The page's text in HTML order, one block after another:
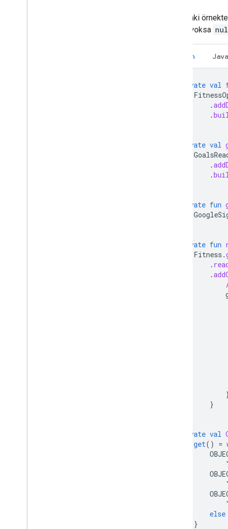
Aşağıdaki
hedefi yoksa
Kotlin Java
private val
.
.
private val
.
.
private fun
private fun
Fitness .
.
.
}
private val
get() =
else
}